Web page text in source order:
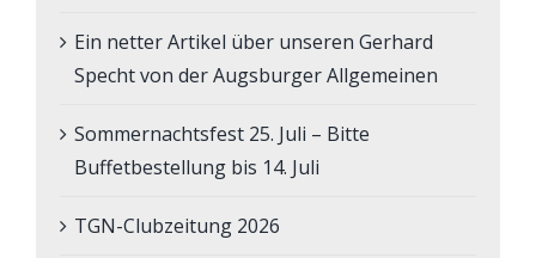
Ein netter Artikel über unseren Gerhard
Specht von der Augsburger Allgemeinen
Sommernachtsfest 25. Juli – Bitte
Buffetbestellung bis 14. Juli
TGN-Clubzeitung 2026